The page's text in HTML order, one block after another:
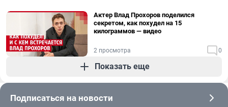
Актер Влад Прохоров поделился
секретом, как похудел на 15
килограммов — видео
2 просмотра 0
Показать еще
Подписаться на новости